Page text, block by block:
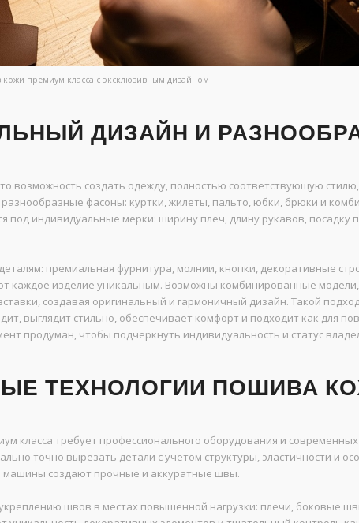
премиум класса с эксклюзивным дизайном
ДИЗАЙН И
возможность создать одежду, полностью соответствующую
фасоны: куртки, жилеты, пальто, юбки, брюки и
под индивидуальные мерки: ширину плеч, длину рукавов, посадку
премиальная фурнитура, молнии, кнопки, декоративные
каждое изделие уникальным. Возможны комбинированные
создавая оригинальный и гармоничный дизайн. Такой
выглядит стильно, обеспечивает комфорт и подходит как для
продуман, чтобы подчеркнуть индивидуальность и статус
ТЕХНОЛОГИИ ПОШИВА
класса требует профессионального оборудования и
точно вырезать детали с учетом структуры, эластичности и
создают прочные и аккуратные швы.
швов в местах повышенной нагрузки: плечи, боковые